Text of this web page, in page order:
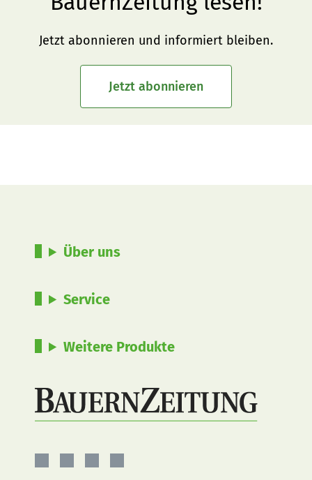
Jetzt abonnieren und informiert bleiben.
Jetzt abonnieren
Über uns
Service
Weitere Produkte